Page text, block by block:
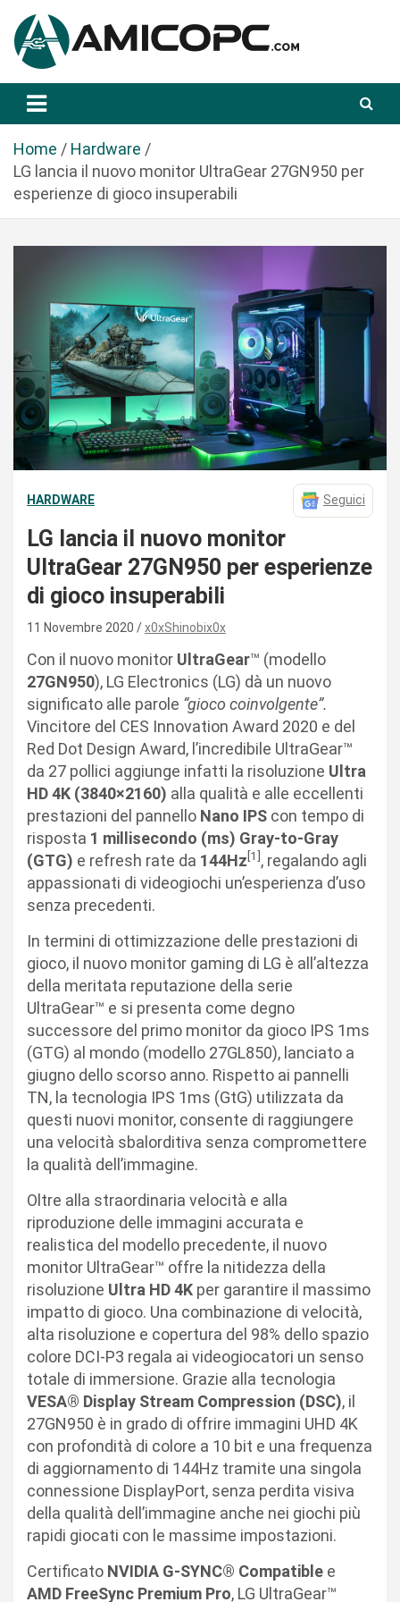
a
Amicopc.com
Home
Hardware
LG lancia il nuovo monitor UltraGear 27GN950 per
esperienze di gioco insuperabili
HARDWARE Seguici
LG lancia il nuovo monitor
UltraGear 27GN950 per esperienze
di gioco insuperabili
11 Novembre 2020 x0xShinobix0x
Con il nuovo monitor UltraGear™ (modello
27GN950), LG Electronics (LG) dà un nuovo
significato alle parole “gioco coinvolgente”.
Vincitore del CES Innovation Award 2020 e del
Red Dot Design Award, l’incredibile UltraGear™
da 27 pollici aggiunge infatti la risoluzione Ultra
HD 4K (3840×2160) alla qualità e alle eccellenti
prestazioni del pannello Nano IPS con tempo di
risposta 1 millisecondo (ms) Gray-to-Gray
(GTG) e refresh rate da 144Hz[1], regalando agli
appassionati di videogiochi un’esperienza d’uso
senza precedenti.
In termini di ottimizzazione delle prestazioni di
gioco, il nuovo monitor gaming di LG è all’altezza
della meritata reputazione della serie
UltraGear™ e si presenta come degno
successore del primo monitor da gioco IPS 1ms
(GTG) al mondo (modello 27GL850), lanciato a
giugno dello scorso anno. Rispetto ai pannelli
TN, la tecnologia IPS 1ms (GtG) utilizzata da
questi nuovi monitor, consente di raggiungere
una velocità sbalorditiva senza compromettere
la qualità dell’immagine.
Oltre alla straordinaria velocità e alla
riproduzione delle immagini accurata e
realistica del modello precedente, il nuovo
monitor UltraGear™ offre la nitidezza della
risoluzione Ultra HD 4K per garantire il massimo
impatto di gioco. Una combinazione di velocità,
alta risoluzione e copertura del 98% dello spazio
colore DCI-P3 regala ai videogiocatori un senso
totale di immersione. Grazie alla tecnologia
VESA® Display Stream Compression (DSC), il
27GN950 è in grado di offrire immagini UHD 4K
con profondità di colore a 10 bit e una frequenza
di aggiornamento di 144Hz tramite una singola
connessione DisplayPort, senza perdita visiva
della qualità dell’immagine anche nei giochi più
rapidi giocati con le massime impostazioni.
Certificato NVIDIA G-SYNC® Compatible e
AMD FreeSync Premium Pro, LG UltraGear™